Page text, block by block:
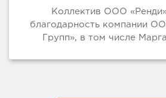
Коллектив ООО
благодарность компании
Групп», в том числе